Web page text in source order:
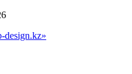
design.kz»